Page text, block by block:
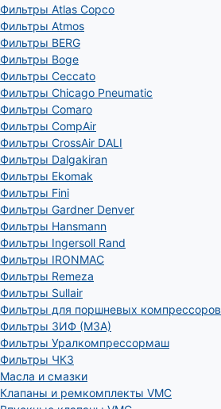
Фильтры Atlas Copco
Фильтры Atmos
Фильтры BERG
Фильтры Boge
Фильтры Ceccato
Фильтры Chicago Pneumatic
Фильтры Comaro
Фильтры CompAir
Фильтры CrossAir DALI
Фильтры Dalgakiran
Фильтры Ekomak
Фильтры Fini
Фильтры Gardner Denver
Фильтры Hansmann
Фильтры Ingersoll Rand
Фильтры IRONMAC
Фильтры Remeza
Фильтры Sullair
Фильтры для поршневых компрессоров
Фильтры ЗИФ (МЗА)
Фильтры Уралкомпрессормаш
Фильтры ЧКЗ
Масла и смазки
Клапаны и ремкомплекты VMC